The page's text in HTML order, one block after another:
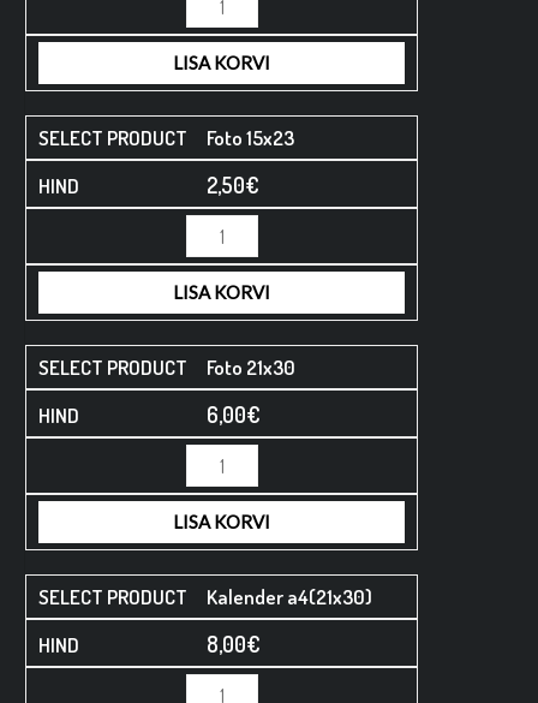
LISA KORVI
Foto 15x23
2,50€
LISA KORVI
Foto 21x30
6,00€
LISA KORVI
Kalender a4(21x30)
8,00€